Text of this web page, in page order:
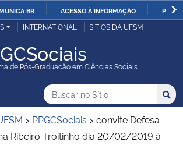
IR
O
BR ACESSO À INFORMAÇÃO
Pública
Exteriores
INTERNATIONAL SÍTIOS DA UFSM
de Pós-Graduação em Ciências Sociais
Principal do Sítio
Busca
Buscar no no Sítio
Busca:
> PPGCSociais >convite Defesa
Ribeiro Troitinho dia 20/02/2019 à